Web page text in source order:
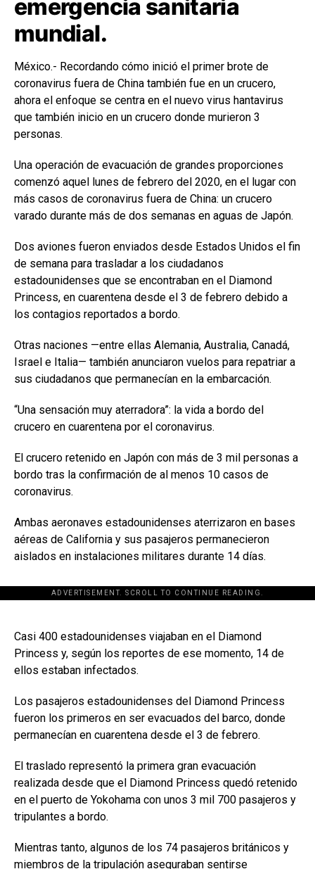
emergencia sanitaria
mundial.
México.- Recordando cómo inició el primer brote de
coronavirus fuera de China también fue en un crucero,
ahora el enfoque se centra en el nuevo virus hantavirus
que también inicio en un crucero donde murieron 3
personas.
Una operación de evacuación de grandes proporciones
comenzó aquel lunes de febrero del 2020, en el lugar con
más casos de coronavirus fuera de China: un crucero
varado durante más de dos semanas en aguas de Japón.
Dos aviones fueron enviados desde Estados Unidos el fin
de semana para trasladar a los ciudadanos
estadounidenses que se encontraban en el Diamond
Princess, en cuarentena desde el 3 de febrero debido a
los contagios reportados a bordo.
Otras naciones —entre ellas Alemania, Australia, Canadá,
Israel e Italia— también anunciaron vuelos para repatriar a
sus ciudadanos que permanecían en la embarcación.
“Una sensación muy aterradora”: la vida a bordo del
crucero en cuarentena por el coronavirus.
El crucero retenido en Japón con más de 3 mil personas a
bordo tras la confirmación de al menos 10 casos de
coronavirus.
Ambas aeronaves estadounidenses aterrizaron en bases
aéreas de California y sus pasajeros permanecieron
aislados en instalaciones militares durante 14 días.
ADVERTISEMENT. SCROLL TO CONTINUE READING.
[adsforwp id="243463"]
Casi 400 estadounidenses viajaban en el Diamond
Princess y, según los reportes de ese momento, 14 de
ellos estaban infectados.
Los pasajeros estadounidenses del Diamond Princess
fueron los primeros en ser evacuados del barco, donde
permanecían en cuarentena desde el 3 de febrero.
El traslado representó la primera gran evacuación
realizada desde que el Diamond Princess quedó retenido
en el puerto de Yokohama con unos 3 mil 700 pasajeros y
tripulantes a bordo.
Mientras tanto, algunos de los 74 pasajeros británicos y
miembros de la tripulación aseguraban sentirse